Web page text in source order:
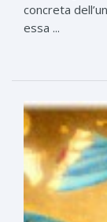
concreta
essa ...